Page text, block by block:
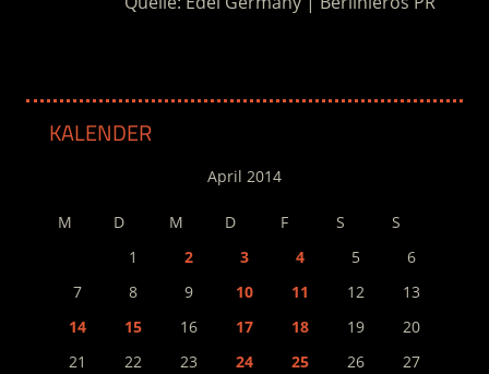
KALENDER
April 2014
M D M D F S
S
1
2 3 4 5
6
7
8 9 10 11 12
13
14
15 16 17 18 19
20
21
22 23 24 25 26
27